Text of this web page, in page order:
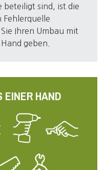
beteiligt sind, ist die
Fehlerquelle
Ihren Umbau mit
geben.
HAND